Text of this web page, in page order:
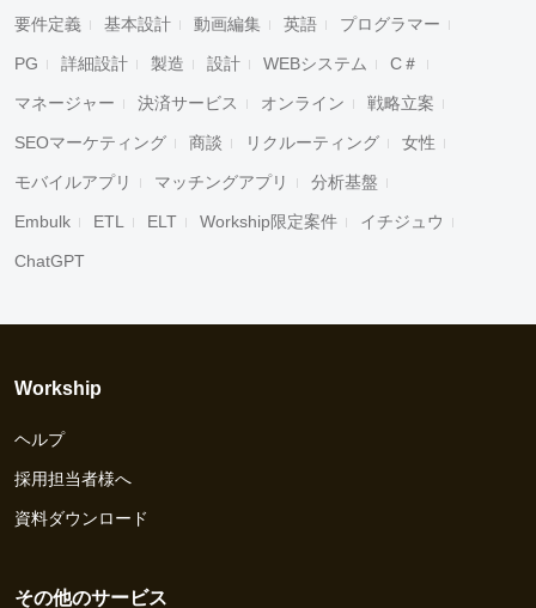
要件定義 基本設計 動画編集 英語 プログラマー
PG 詳細設計 製造 設計 WEBシステム C＃
マネージャー 決済サービス オンライン 戦略立案
SEOマーケティング 商談 リクルーティング 女性
モバイルアプリ マッチングアプリ 分析基盤
Embulk ETL ELT Workship限定案件 イチジュウ
ChatGPT
Workship
ヘルプ
採用担当者様へ
資料ダウンロード
その他のサービス